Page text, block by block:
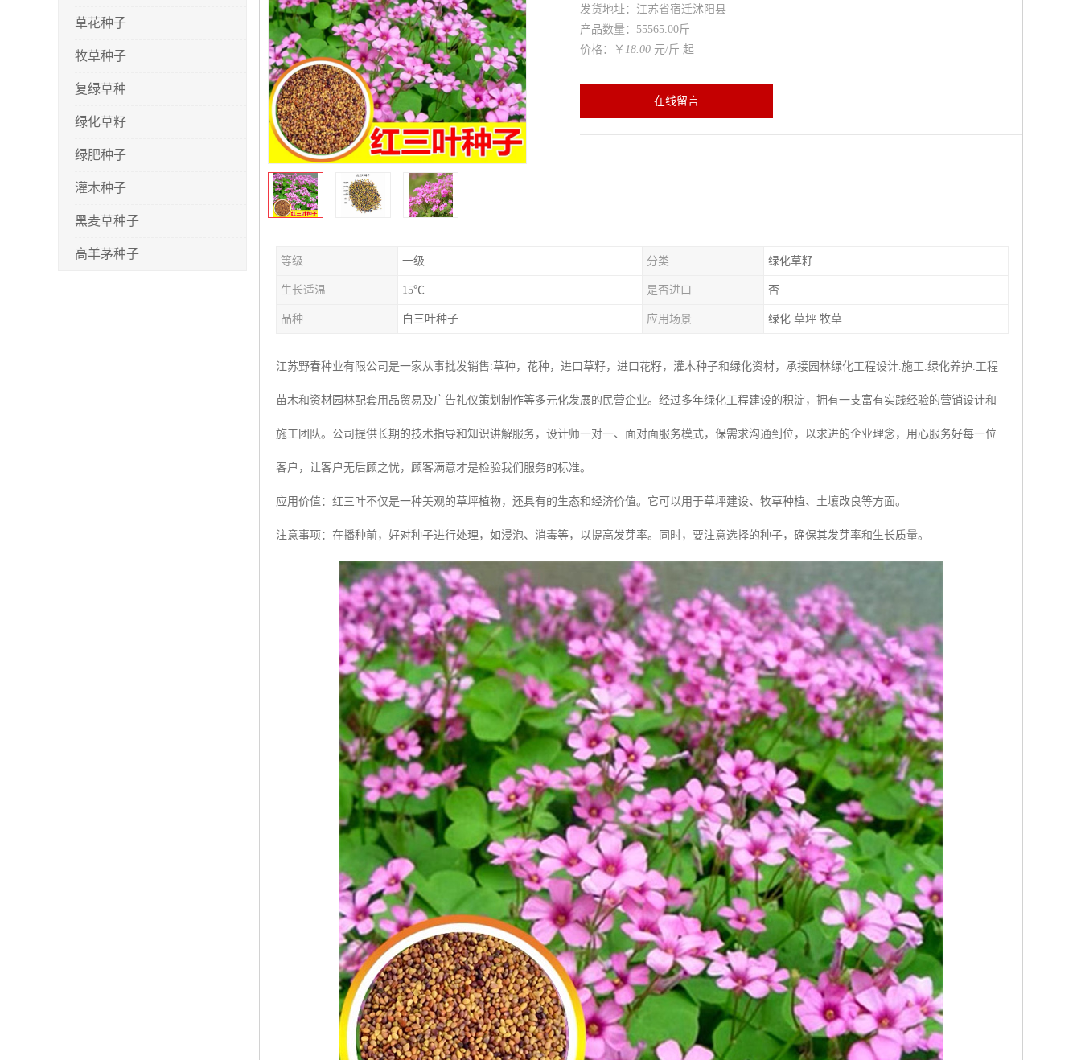
草花种子
牧草种子
复绿草种
绿化草籽
绿肥种子
灌木种子
黑麦草种子
高羊茅种子
发货地址：江苏省宿迁沭阳县
产品数量：55565.00斤
价格：￥ 18.00 元/斤 起
在线留言
等级 一级 分类 绿化草籽
生长适温 15℃ 是否进口 否
品种 白三叶种子 应用场景 绿化 草坪 牧草
江苏野春种业有限公司是一家从事批发销售:草种，花种，进口草籽，进口花籽，灌木种子和绿化资材，承接园林绿化工程设计.施工.绿化养护.工程
苗木和资材园林配套用品贸易及广告礼仪策划制作等多元化发展的民营企业。经过多年绿化工程建设的积淀，拥有一支富有实践经验的营销设计和
施工团队。公司提供长期的技术指导和知识讲解服务，设计师一对一、面对面服务模式，保需求沟通到位，以求进的企业理念，用心服务好每一位
客户，让客户无后顾之忧，顾客满意才是检验我们服务的标准。
应用价值：红三叶不仅是一种美观的草坪植物，还具有的生态和经济价值。它可以用于草坪建设、牧草种植、土壤改良等方面。
注意事项：在播种前，好对种子进行处理，如浸泡、消毒等，以提高发芽率。同时，要注意选择的种子，确保其发芽率和生长质量。